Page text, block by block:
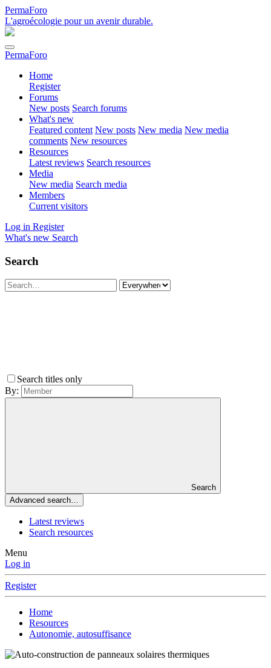
PermaForo
L'agroécologie pour un avenir durable.
PermaForo
Home
Register
Forums
New posts Search forums
What's new
Featured content New posts New media New media
comments New resources
Resources
Latest reviews Search resources
Media
New media Search media
Members
Current visitors
Log in Register
What's new Search
Search
Search titles only
By:
Search
Advanced search…
Latest reviews
Search resources
Menu
Log in
Register
Home
Resources
Autonomie, autosuffisance